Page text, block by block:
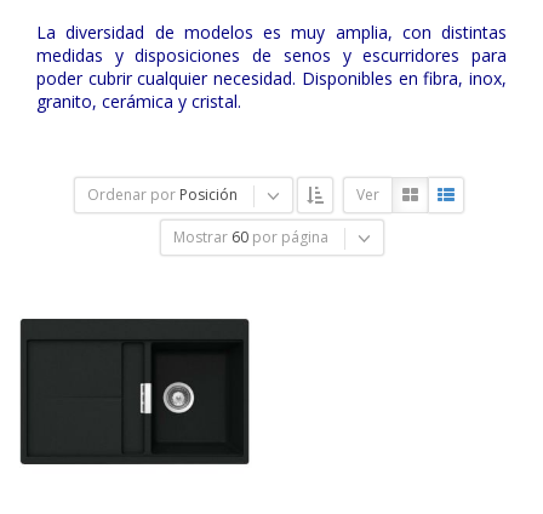
La diversidad de modelos es muy amplia, con distintas
medidas y disposiciones de senos y escurridores para
poder cubrir cualquier necesidad. Disponibles en fibra, inox,
granito, cerámica y cristal.
Ordenar por Posición Ver
Mostrar 60 por página